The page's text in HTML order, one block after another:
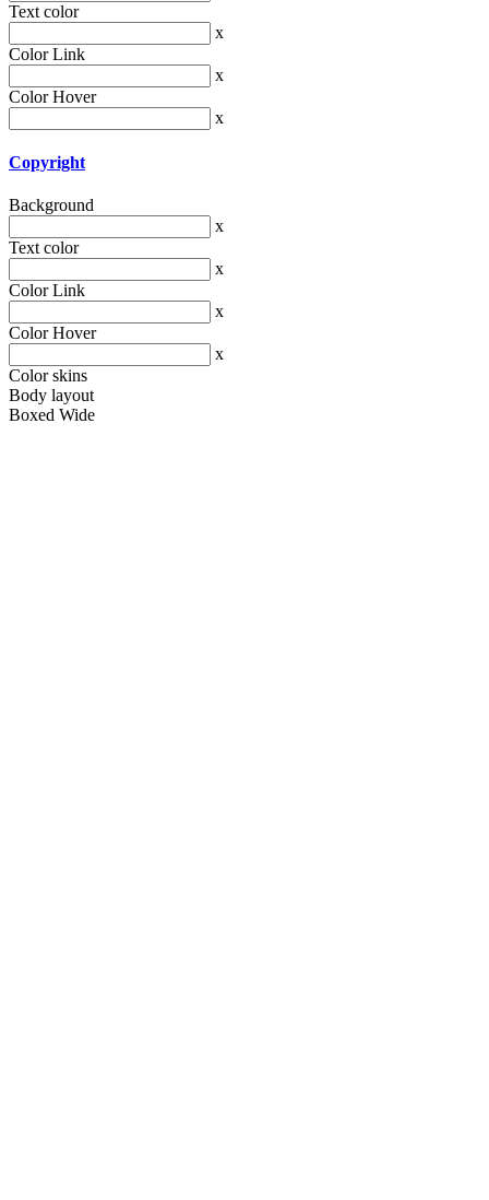
Text color
x
Color Link
x
Color Hover
x
Copyright
Background
x
Text color
x
Color Link
x
Color Hover
x
Color skins
Body layout
Boxed Wide